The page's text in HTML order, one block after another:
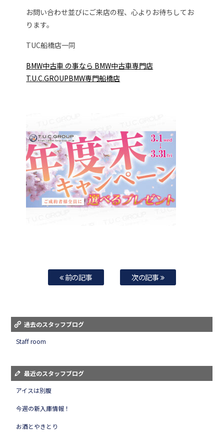
お問い合わせ並びにご来店の程、心よりお待ちしてお
ります。
TUC船橋店一同
BMW中古車 の事なら BMW中古車専門店
T.U.C.GROUPBMW専門船橋店
前の記事 次の記事
過去のスタッフブログ
Staff room
最近のスタッフブログ
アイスは別腹
今週の新入庫情報！
お酒とやきとり